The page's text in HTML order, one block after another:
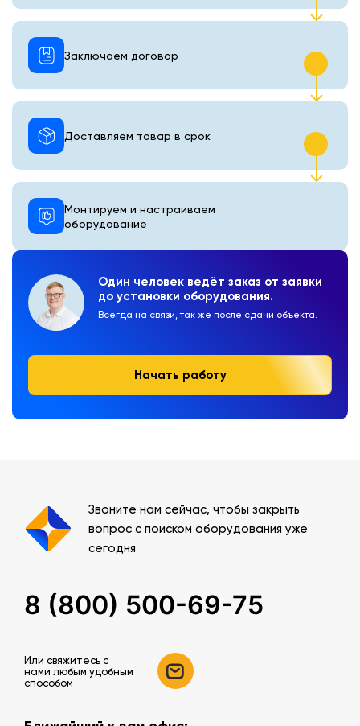
Один человек ведёт заказ от заявки
до установки оборудования.
Всегда на связи, так же после сдачи объекта.
Начать работу
Монтируем и настраиваем
оборудование
Доставляем товар в срок
Заключаем договор
Звоните нам сейчас, чтобы закрыть
вопрос с поиском оборудования уже
сегодня
8 (800) 500-69-75
Или свяжитесь c
нами любым удобным
способом